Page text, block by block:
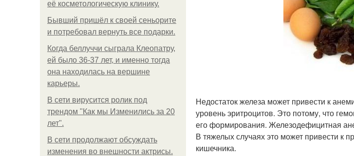
её косметологическую клинику.
Бывший пришёл к своей сеньорите
и потребовал вернуть все подарки.
Когда беллуччи сыграла Клеопатру,
ей было 36-37 лет, и именно тогда
она находилась на вершине
карьеры.
В сети вирусится ролик под
трендом "Как мы Изменились за 20
лет".
В сети продолжают обсуждать
изменения во внешности актрисы.
Недостаток железа может привести к
уровень эритроцитов. Это потому, что
его формирования. Железодефицитная
В тяжелых случаях это может привести к
кишечника.